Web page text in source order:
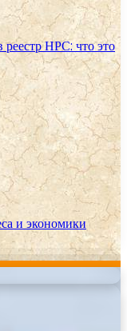
реестр НРС: что это
и экономики